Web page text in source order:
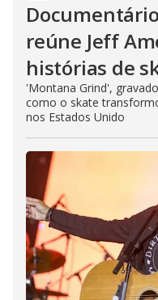
reúne Jeff
histórias de
'Montana Grind',
como o skate
nos Estados Unido